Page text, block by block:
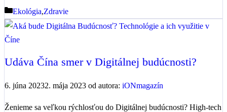
Kategórie
Ekológia,Zdravie
Udáva Čína smer v Digitálnej budúcnosti?
6. júna 20232. mája 2023 od autora: iONmagazín
Ženieme sa veľkou rýchlosťou do Digitálnej budúcnosti? High-tech